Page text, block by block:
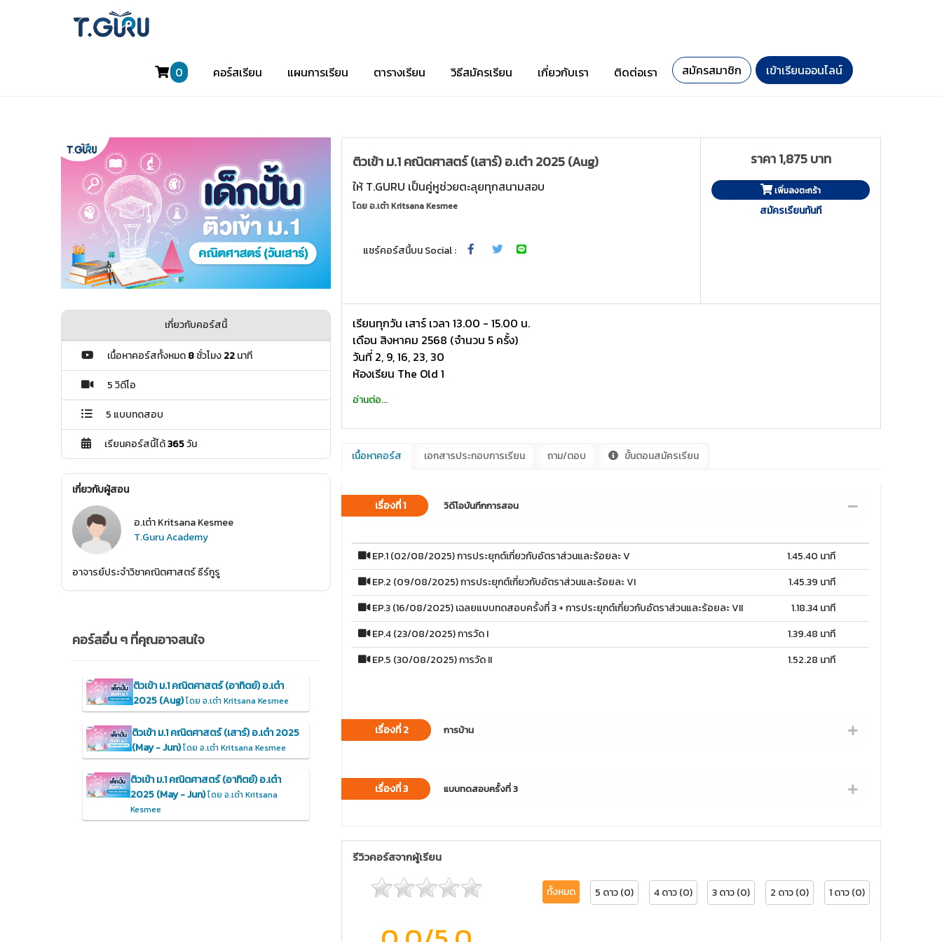
0 คอร์สเรียน แผนการเรียน ตารางเรียน วิธีสมัครเรียน เกี่ยวกับเรา ติดต่อเรา สมัครสมาชิก เข้าเรียนออนไลน์
ติวเข้า ม.1 คณิตศาสตร์ (เสาร์) อ.เต๋า 2025 (Aug)
ให้ T.GURU เป็นคู่หูช่วยตะลุยทุกสนามสอบ
โดยอ.เต๋า Kritsana Kesmee
แชร์คอร์สนี้บน Social :
ราคา 1,875 บาท
เพิ่มลงตะกร้า
สมัครเรียนทันที
เรียนทุกวัน เสาร์ เวลา 13.00 - 15.00 น.
เดือน สิงหาคม 2568 (จำนวน 5 ครั้ง)
วันที่ 2, 9, 16, 23, 30
ห้องเรียน The Old 1
อ่านต่อ...
เนื้อหาคอร์ส เอกสารประกอบการเรียน ถาม/ตอบ ขั้นตอนสมัครเรียน
เรื่องที่ 1 วิดีโอบันทึกการสอน
EP.1 (02/08/2025) การประยุกต์เกี่ยวกับอัตราส่วนและร้อยละ V
1.45.40 นาที
EP.2 (09/08/2025) การประยุกต์เกี่ยวกับอัตราส่วนและร้อยละ VI
1.45.39 นาที
EP.3 (16/08/2025) เฉลยแบบทดสอบครั้งที่ 3 + การประยุกต์เกี่ยวกับอัตราส่วนและร้อยละ VII
1.18.34 นาที
EP.4 (23/08/2025) การวัด I
1.39.48 นาที
EP.5 (30/08/2025) การวัด II
1.52.28 นาที
เรื่องที่ 2 การบ้าน
เรื่องที่ 3 แบบทดสอบครั้งที่ 3
รีวิวคอร์สจากผู้เรียน
ทั้งหมด 5 ดาว (0) 4 ดาว (0) 3 ดาว (0) 2 ดาว (0) 1 ดาว (0)
เกี่ยวกับคอร์สนี้
เนื้อหาคอร์สทั้งหมด8ชั่วโมง22นาที
5 วิดีโอ
5 แบบทดสอบ
เรียนคอร์สนี้ได้365วัน
เกี่ยวกับผู้สอน
อ.เต๋า Kritsana Kesmee
T.Guru Academy
อาจารย์ประจำวิชาคณิตศาสตร์ ธีร์กูรู
คอร์สอื่น ๆ ที่คุณอาจสนใจ
ติวเข้า ม.1 คณิตศาสตร์ (อาทิตย์) อ.เต๋า
2025 (Aug)โดย อ.เต๋า Kritsana Kesmee
ติวเข้า ม.1 คณิตศาสตร์ (เสาร์) อ.เต๋า 2025
(May - Jun)โดย อ.เต๋า Kritsana Kesmee
ติวเข้า ม.1 คณิตศาสตร์ (อาทิตย์) อ.เต๋า
2025 (May - Jun)โดย อ.เต๋า Kritsana
Kesmee